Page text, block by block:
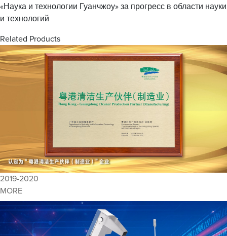
«Наука и технологии Гуанчжоу» за прогресс в области науки
и технологий
Related Products
2019-2020
MORE